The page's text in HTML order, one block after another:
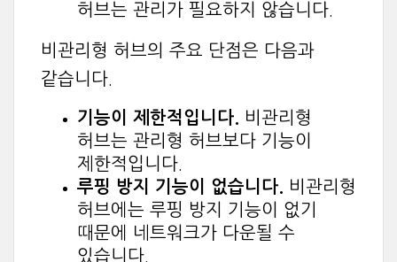
허브는 관리가 필요하지 않습니다.
비관리형 허브의 주요 단점은 다음과
같습니다.
기능이 제한적입니다. 비관리형
허브는 관리형 허브보다 기능이
제한적입니다.
루핑 방지 기능이 없습니다. 비관리형
허브에는 루핑 방지 기능이 없기
때문에 네트워크가 다운될 수
있습니다.